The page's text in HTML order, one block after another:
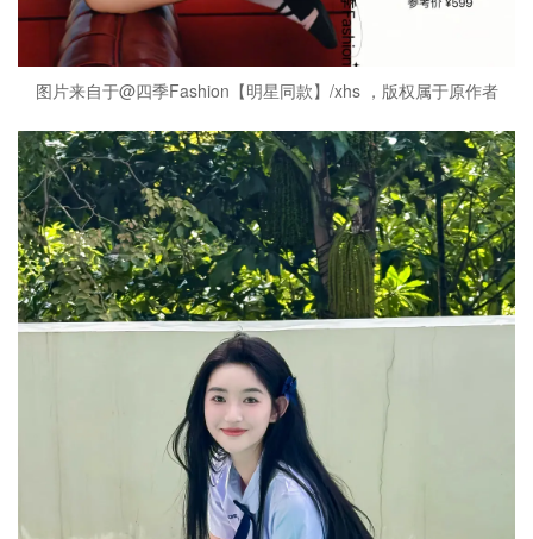
图片来自于@四季Fashion【明星同款】/xhs ，版权属于原作者